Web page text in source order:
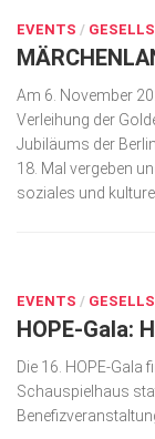
EVENTS /
Am 6. November
Verleihung der
Jubiläums der
18. Mal vergeben
soziales und
EVENTS /
HOPE-Gala:
Die 16. HOPE-Gala
Schauspielhaus